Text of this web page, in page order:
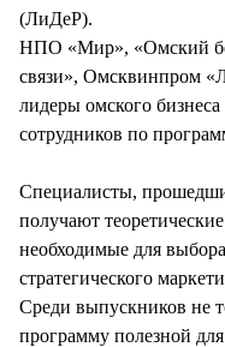
(ЛиДеР).
НПО «Мир», «Омский
связи», Омсквинпром
лидеры омского
сотрудников по
Специалисты,
получают
необходимые для
стратегического
Среди выпускников не
программу полезной